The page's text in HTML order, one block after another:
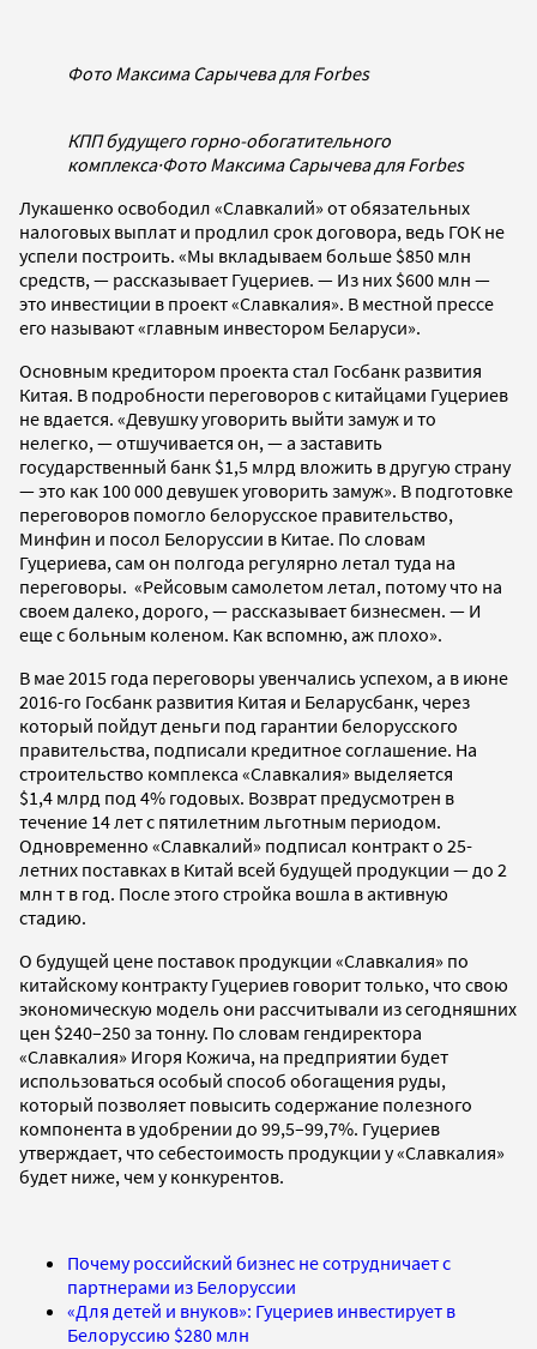
Фото Максима Сарычева для Forbes
КПП будущего горно-обогатительного
комплекса·Фото Максима Сарычева для Forbes
Лукашенко освободил «Славкалий» от обязательных
налоговых выплат и продлил срок договора, ведь ГОК не
успели построить. «Мы вкладываем больше $850 млн
средств, — рассказывает Гуцериев. — Из них $600 млн —
это инвестиции в проект «Славкалия». В местной прессе
его называют «главным инвестором Беларуси».
Основным кредитором проекта стал Госбанк развития
Китая. В подробности переговоров с китайцами Гуцериев
не вдается. «Девушку уговорить выйти замуж и то
нелегко, — отшучивается он, — а заставить
государственный банк $1,5 млрд вложить в другую страну
— это как 100 000 девушек уговорить замуж». В подготовке
переговоров помогло белорусское правительство,
Минфин и посол Белоруссии в Китае. По словам
Гуцериева, сам он полгода регулярно летал туда на
переговоры. «Рейсовым самолетом летал, потому что на
своем далеко, дорого, — рассказывает бизнесмен. — И
еще с больным коленом. Как вспомню, аж плохо».
В мае 2015 года переговоры увенчались успехом, а в июне
2016-го Госбанк развития Китая и Беларусбанк, через
который пойдут деньги под гарантии белорусского
правительства, подписали кредитное соглашение. На
строительство комплекса «Славкалия» выделяется
$1,4 млрд под 4% годовых. Возврат предусмотрен в
течение 14 лет с пятилетним льготным периодом.
Одновременно «Славкалий» подписал контракт о 25-
летних поставках в Китай всей будущей продукции — до 2
млн т в год. После этого стройка вошла в активную
стадию.
О будущей цене поставок продукции «Славкалия» по
китайскому контракту Гуцериев говорит только, что свою
экономическую модель они рассчитывали из сегодняшних
цен $240–250 за тонну. По словам гендиректора
«Славкалия» Игоря Кожича, на предприятии будет
использоваться особый способ обогащения руды,
который позволяет повысить содержание полезного
компонента в удобрении до 99,5–99,7%. Гуцериев
утверждает, что себестоимость продукции у «Славкалия»
будет ниже, чем у конкурентов.
Почему российский бизнес не сотрудничает с
партнерами из Белоруссии
«Для детей и внуков»: Гуцериев инвестирует в
Белоруссию $280 млн